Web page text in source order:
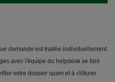
demande est traitée individuellement
avec l'équipe du helpdesk se font
votre dossier spam et à clôturer